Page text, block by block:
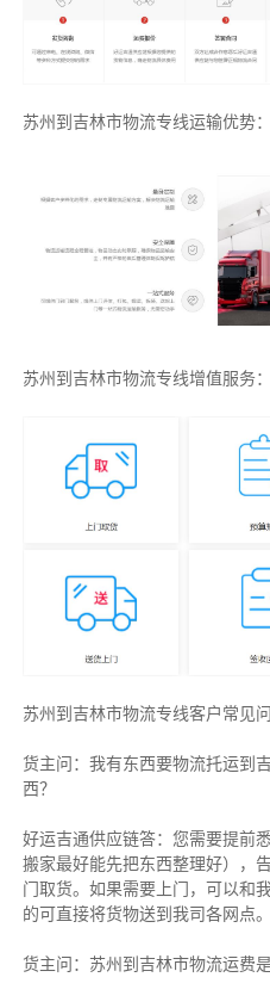
苏州到吉林市物流专线运输优势：
苏州到吉林市物流专线增值服务：
苏州到吉林市物流专线客户常见问
货主问：我有东西要物流托运到
西？
好运吉通供应链答：您需要提前
搬家最好能先把东西整理好），
门取货。如果需要上门，可以和
的可直接将货物送到我司各网点。
货主问：苏州到吉林市物流运费